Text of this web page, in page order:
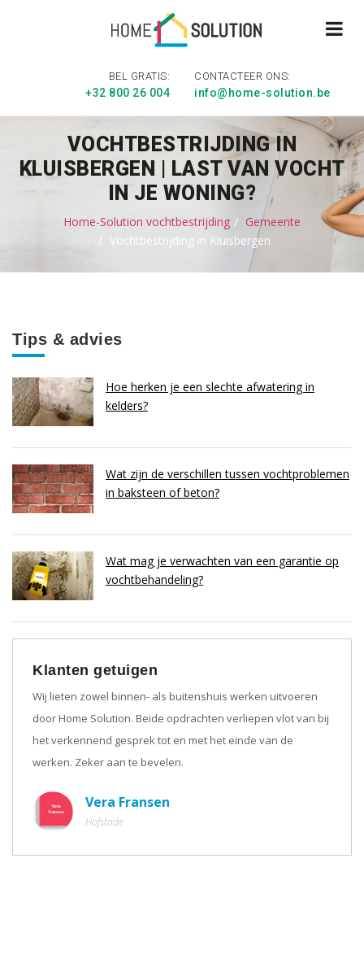
BEL GRATIS:
+32 800 26 004
CONTACTEER ONS:
info@home-solution.be
VOCHTBESTRIJDING IN
KLUISBERGEN | LAST VAN VOCHT
IN JE WONING?
Home-Solution vochtbestrijding
Gemeente
Vochtbestrijding in Kluisbergen
Tips & advies
Hoe herken je een slechte afwatering in
kelders?
Wat zijn de verschillen tussen vochtproblemen
in baksteen of beton?
Wat mag je verwachten van een garantie op
vochtbehandeling?
Klanten getuigen
Wij lieten zowel binnen- als buitenshuis werken uitvoeren
door Home Solution. Beide opdrachten verliepen vlot van bij
het verkennend gesprek tot en met het einde van de
werken. Zeker aan te bevelen.
Vera Fransen
Hofstade